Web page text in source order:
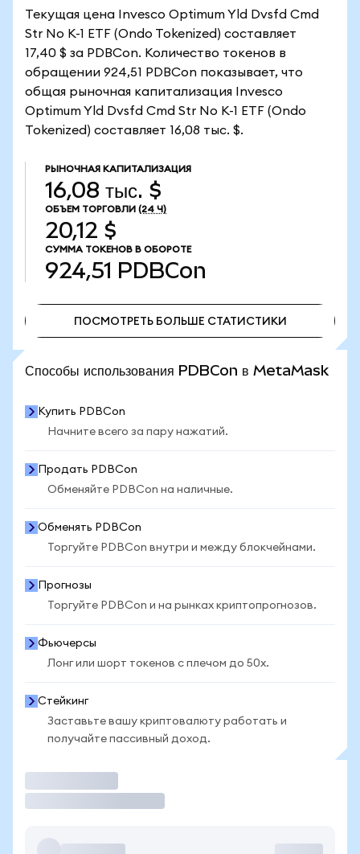
Текущая цена Invesco Optimum Yld Dvsfd Cmd
Str No K-1 ETF (Ondo Tokenized) составляет
17,40 $ за PDBCon. Количество токенов в
обращении 924,51 PDBCon показывает, что
общая рыночная капитализация Invesco
Optimum Yld Dvsfd Cmd Str No K-1 ETF (Ondo
Tokenized) составляет 16,08 тыс. $.
РЫНОЧНАЯ КАПИТАЛИЗАЦИЯ
16,08 тыс. $
ОБЪЕМ ТОРГОВЛИ (24 Ч)
20,12 $
СУММА ТОКЕНОВ В ОБОРОТЕ
924,51 PDBCon
ПОСМОТРЕТЬ БОЛЬШЕ СТАТИСТИКИ
Способы использования PDBCon в MetaMask
Купить PDBCon
Начните всего за пару нажатий.
Продать PDBCon
Обменяйте PDBCon на наличные.
Обменять PDBCon
Торгуйте PDBCon внутри и между блокчейнами.
Прогнозы
Торгуйте PDBCon и на рынках криптопрогнозов.
Фьючерсы
Лонг или шорт токенов с плечом до 50x.
Стейкинг
Заставьте вашу криптовалюту работать и
получайте пассивный доход.